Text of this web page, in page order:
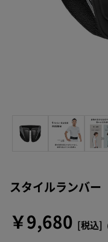
スタイルランバー
￥9,680